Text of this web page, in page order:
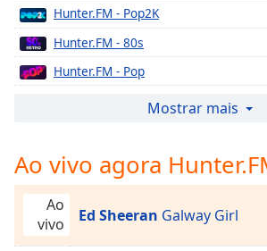
Chapters
Chapters
selected
Subtitles
subtitles
Hunter.FM - Pop2K
Hunter.FM - 80s
Hunter.FM - Pop
Hunter.FM - Gospel
Hunter.FM - Lofi
Hunter.FM - Rock
Hunter.FM - Smash
Hunter.FM - Pisadinha
Mostrar mais
Ao vivo agora
Ao
vivo
Ed Sheeran Galway Girl